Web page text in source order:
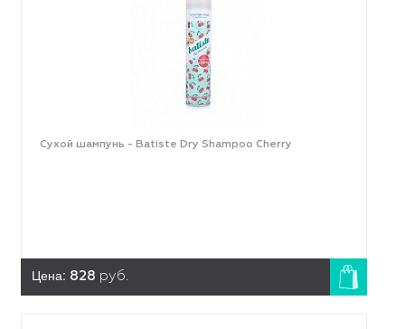
Сухой шампунь - Batiste Dry Shampoo Cherry
Цена: 828 руб.